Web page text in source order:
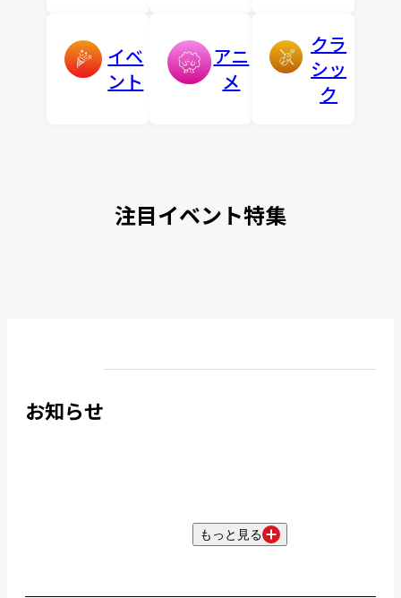
イベ
ント
アニ
メ
クラ
シッ
ク
注目イベント特集
お知らせ
もっと見る